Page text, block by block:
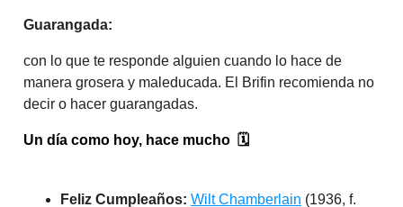
Guarangada:
con lo que te responde alguien cuando lo hace de
manera grosera y maleducada. El Brifin recomienda no
decir o hacer guarangadas.
Un día como hoy, hace mucho 🗓️
Feliz Cumpleaños: Wilt Chamberlain (1936, f.